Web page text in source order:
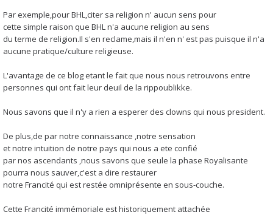
Par exemple,pour BHL,citer sa religion n' aucun sens pour
cette simple raison que BHL n'a aucune religion au sens
du terme de religion.Il s'en reclame,mais il n'en n' est pas puisque il n'a
aucune pratique/culture religieuse.
L'avantage de ce blog etant le fait que nous nous retrouvons entre
personnes qui ont fait leur deuil de la rippoublikke.
Nous savons que il n'y a rien a esperer des clowns qui nous president.
De plus,de par notre connaissance ,notre sensation
et notre intuition de notre pays qui nous a ete confié
par nos ascendants ,nous savons que seule la phase Royalisante
pourra nous sauver,c'est a dire restaurer
notre Francité qui est restée omniprésente en sous-couche.
Cette Francité immémoriale est historiquement attachée